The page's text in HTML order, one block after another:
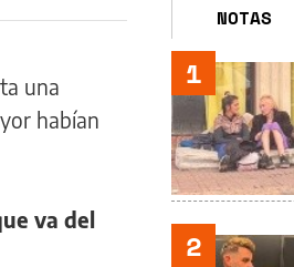
una
habían
va del
NOTAS
1
2